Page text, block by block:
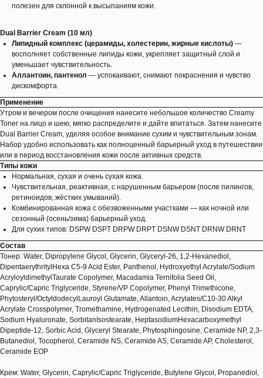
полезен для склонной к высыпаниям кожи.
Dual Barrier Cream (10 мл)
Липидный комплекс (церамиды, холестерин, жирные кислоты) —
восполняет собственные липиды кожи, укрепляет защитный слой и
уменьшает чувствительность.
Аллантоин, пантенол — успокаивают, снимают покраснения и чувство
дискомфорта.
Применение
Утром и вечером после очищения нанесите небольшое количество Creamy
Toner на лицо и шею, мягко распределите и дайте впитаться. Затем нанесите
Dual Barrier Cream, уделяя особое внимание сухим и чувствительным зонам.
Набор удобно использовать как полноценный барьерный уход в путешествии
или в период восстановления кожи после активных средств.
Типы кожи
Нормальная, сухая и очень сухая кожа.
Чувствительная, реактивная, с нарушенным барьером (после пилингов,
ретиноидов, жёстких умываний).
Комбинированная кожа с обезвоженными участками — как ночной или
сезонный (осень/зима) барьерный уход.
Для сухих типов: DSPW DSPT DRPW DRPT DSNW DSNT DRNW DRNT
Состав
Тонер: Water, Dipropylene Glycol, Glycerin, Glyceryl-26, 1,2-Hexanediol,
DipentaerythritylHexa C5-9 Acid Ester, Panthenol, Hydroxyethyl Acrylate/Sodium
AcryloyldimethylTaurate Copolymer, Macadamia Ternifolia Seed Oil,
Caprylic/Capric Triglyceride, Styrene/VP Copolymer, Phenyl Trimethicone,
Phytosteryl/OctyldodecylLauroyl Glutamate, Allantoin, Acrylates/C10-30 Alkyl
Acrylate Crosspolymer, Tromethamine, Hydrogenated Lecithin, Disodium EDTA,
Sodium Hyaluronate, SorbitanIsostearate, HeptasodiumHexacarboxymethyl
Dipeptide-12, Sorbic Acid, Glyceryl Stearate, Phytosphingosine, Ceramide NP, 2,3-
Butanediol, Tocopherol, Ceramide NS, Ceramide AS, Ceramide AP, Cholesterol,
Ceramide EOP
Крем: Water, Glycerin, Caprylic/Capric Triglyceride, Butylene Glycol, Propanediol,